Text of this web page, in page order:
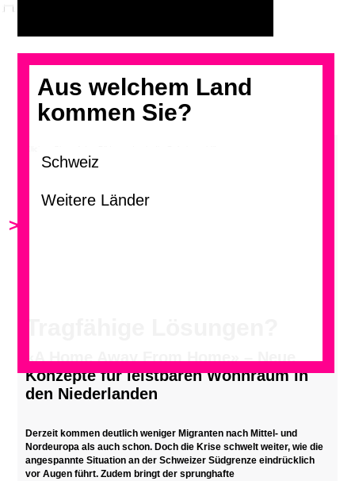
Aus welchem Land
kommen Sie?
<
>
«A Home Away From Home» – Neue
Konzepte für leistbaren Wohnraum in
den Niederlanden
Derzeit kommen deutlich weniger Migranten nach Mittel- und
Nordeuropa als auch schon. Doch die Krise schwelt weiter, wie die
angespannte Situation an der Schweizer Südgrenze eindrücklich
vor Augen führt. Zudem bringt der sprunghafte